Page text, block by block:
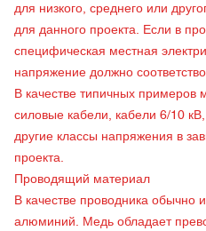
для низкого, среднего или
для данного проекта. Если в
специфическая местная
напряжение должно
В качестве типичных примеров
силовые кабели, кабели 6/10
другие классы напряжения в
проекта.
Проводящий материал
В качестве проводника обычно
алюминий. Медь обладает